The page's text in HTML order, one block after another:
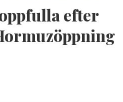
efter